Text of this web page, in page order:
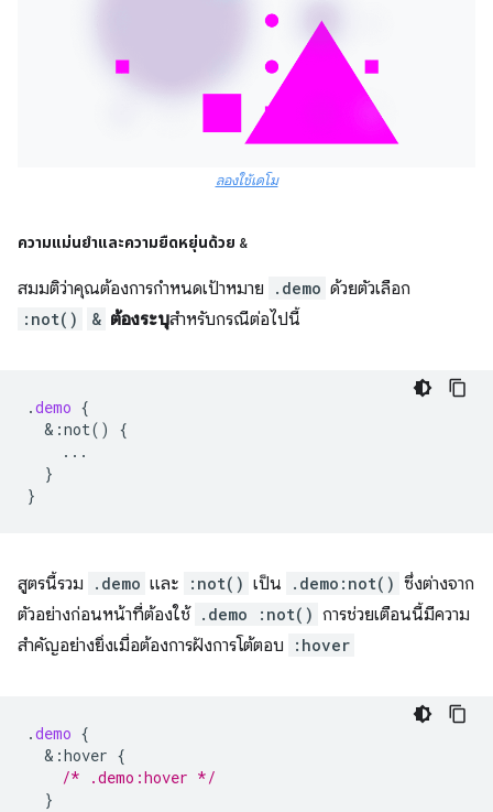
ลองใช้เดโม
ความแม่นยำและความยืดหยุ่นด้วย &
สมมติว่าคุณต้องการกําหนดเป้าหมาย .demo ด้วยตัวเลือก
:not() & ต้องระบุสำหรับกรณีต่อไปนี้
.demo {
& :not()
{
...
}
}
สูตรนี้รวม .demo และ :not() เป็น .demo:not() ซึ่งต่างจาก
ตัวอย่างก่อนหน้าที่ต้องใช้ .demo :not() การช่วยเตือนนี้มีความ
สําคัญอย่างยิ่งเมื่อต้องการฝังการโต้ตอบ
:hover
.demo {
& :hover {
/* .demo:hover */
}